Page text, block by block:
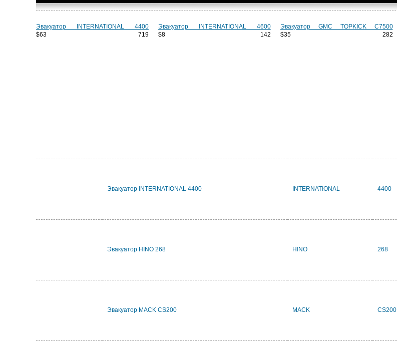
Эвакуатор INTERNATIONAL 4400
$63 719
Эвакуатор INTERNATIONAL 4600
$8 142
Эвакуатор GMC TOPKICK C7500
$35 282
Эвакуатор INTERNATIONAL 4400 INTERNATIONAL 4400
Эвакуатор HINO 268 HINO 268
Эвакуатор MACK CS200 MACK CS200